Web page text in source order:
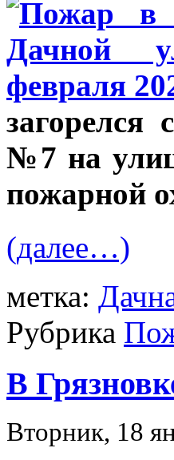
загорелся
№7 на
пожарной
(далее…)
метка:
Рубрика
В
Вторник, 18